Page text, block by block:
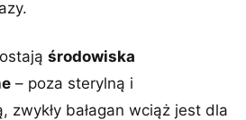
środowiska
– poza sterylną i
zwykły bałagan wciąż jest dla